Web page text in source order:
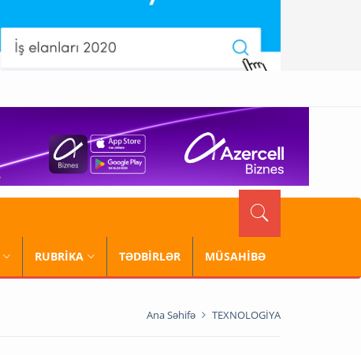
RUBRİKA TƏDBİRLƏR MÜSAHİBƏ
Ana Səhifə TEXNOLOGİYA